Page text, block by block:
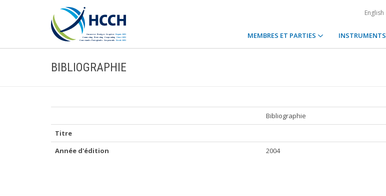
English
MEMBRES ET PARTIES INSTRUMENTS
BIBLIOGRAPHIE
Bibliographie
Titre
Année d'édition
2004